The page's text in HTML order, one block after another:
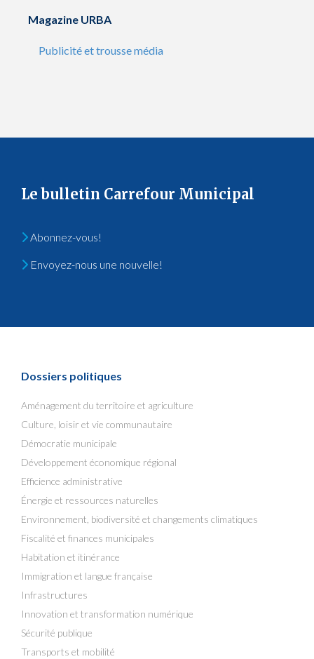
Magazine URBA
Publicité et trousse média
Le bulletin Carrefour Municipal
Abonnez-vous!
Envoyez-nous une nouvelle!
Dossiers politiques
Aménagement du territoire et agriculture
Culture, loisir et vie communautaire
Démocratie municipale
Développement économique régional
Efficience administrative
Énergie et ressources naturelles
Environnement, biodiversité et changements climatiques
Fiscalité et finances municipales
Habitation et itinérance
Immigration et langue française
Infrastructures
Innovation et transformation numérique
Sécurité publique
Transports et mobilité